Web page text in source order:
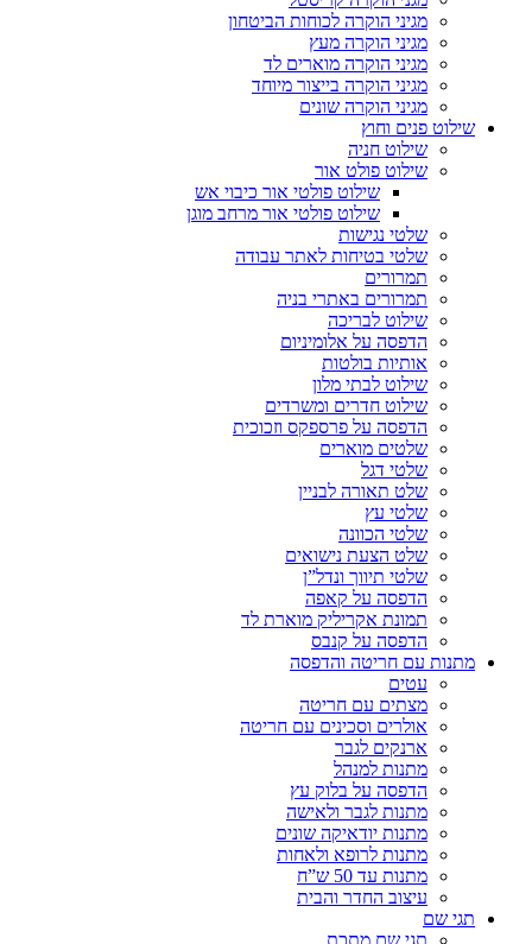
מגיני הוקרה לכוחות הביטחון
מגיני הוקרה מעץ
מגיני הוקרה מוארים לד
מגיני הוקרה בייצור מיוחד
מגיני הוקרה שונים
שילוט פנים וחוץ
שילוט חניה
שילוט פולט אור
שילוט פולטי אור כיבוי אש
שילוט פולטי אור מרחב מוגן
שלטי נגישות
שלטי בטיחות לאתר עבודה
תמרורים
תמרורים באתרי בניה
שילוט לבריכה
הדפסה על אלומיניום
אותיות בולטות
שילוט לבתי מלון
שילוט חדרים ומשרדים
הדפסה על פרספקס וזכוכית
שלטים מוארים
שלטי דגל
שלט תאורה לבניין
שלטי עץ
שלטי הכוונה
שלט הצעת נישואים
שלטי תיווך ונדל”ן
הדפסה על קאפה
תמונת אקריליק מוארת לד
הדפסה על קנבס
מתנות עם חריטה והדפסה
עטים
מצתים עם חריטה
אולרים וסכינים עם חריטה
ארנקים לגבר
מתנות למנהל
הדפסה על בלוק עץ
מתנות לגבר ולאישה
מתנות יודאיקה שונים
מתנות לרופא ולאחות
מתנות עד 50 ש”ח
עיצוב החדר והבית
תגי שם
תגי שם מתכת